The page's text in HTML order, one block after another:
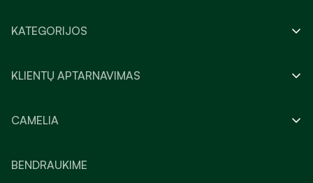
KATEGORIJOS
KLIENTŲ APTARNAVIMAS
CAMELIA
BENDRAUKIME